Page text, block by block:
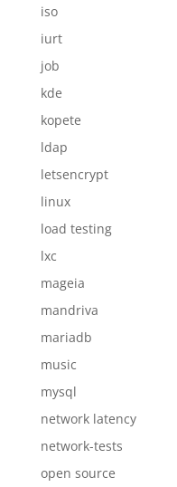
iso
iurt
job
kde
kopete
ldap
letsencrypt
linux
load testing
lxc
mageia
mandriva
mariadb
music
mysql
network latency
network-tests
open source